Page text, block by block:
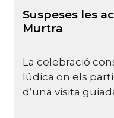
Suspeses les
Murtra
La celebració
lúdica on els
d’una visita